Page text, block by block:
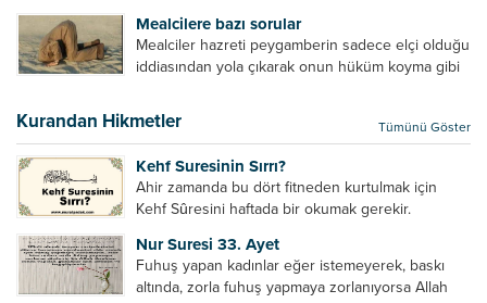
geliştirmeleri hususunda bazen açık bazen gizli
tenkitlerde bulunmuşuzdur. Örneğin hocalarda
olması gereken hususları sıralar ve...
Mealcilere bazı sorular
Mealciler hazreti peygamberin sadece elçi olduğu
iddiasından yola çıkarak onun hüküm koyma gibi
elçilik yaptığı makam adına teşri yapamaz. Sadece
elçi kelimesinin manasından...
Kurandan Hikmetler Tümünü Göster
Kehf Suresinin Sırrı?
Ahir zamanda bu dört fitneden kurtulmak için
Kehf Sûresini haftada bir okumak gerekir.
din algısı, yanlış din öğreten hoca algısını yenmek
vb. Dini doğru...
Nur Suresi 33. Ayet
Fuhuş yapan kadınlar eğer istemeyerek, baskı
altında, zorla fuhuş yapmaya zorlanıyorsa Allah